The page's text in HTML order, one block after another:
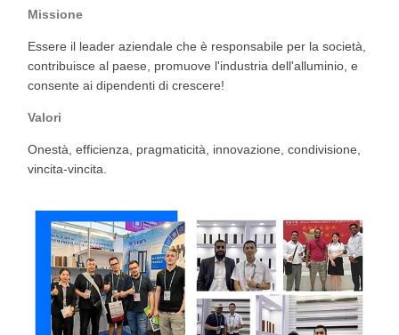
Missione
Essere il leader aziendale che è responsabile per la società,
contribuisce al paese, promuove l'industria dell'alluminio, e
consente ai dipendenti di crescere!
Valori
Onestà, efficienza, pragmaticità, innovazione, condivisione,
vincita-vincita.